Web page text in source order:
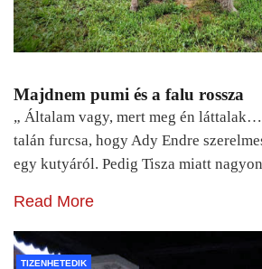
Majdnem pumi és a falu rossza
„ Általam vagy, mert meg én
talán furcsa, hogy Ady Endre
egy kutyáról. Pedig Tisza miatt
Read More
TIZENHETEDIK